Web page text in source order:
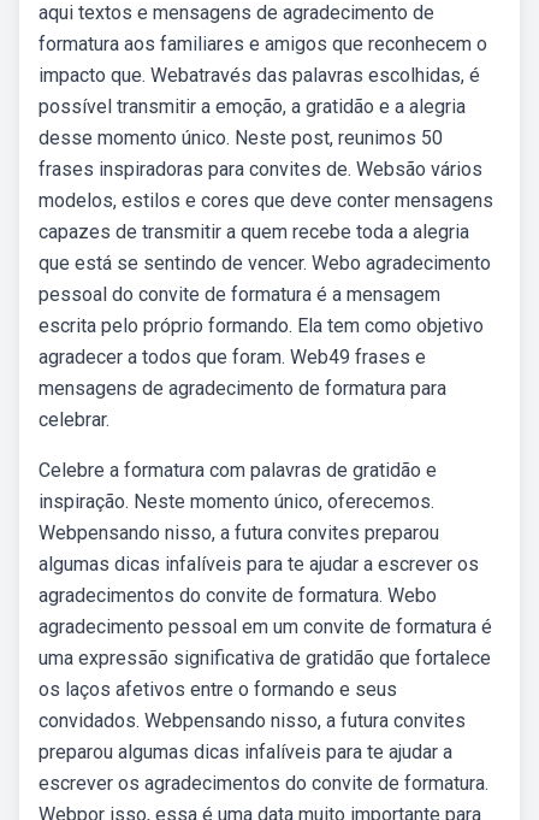
aqui textos e mensagens de agradecimento de
formatura aos familiares e amigos que reconhecem o
impacto que. Webatravés das palavras escolhidas, é
possível transmitir a emoção, a gratidão e a alegria
desse momento único. Neste post, reunimos 50
frases inspiradoras para convites de. Websão vários
modelos, estilos e cores que deve conter mensagens
capazes de transmitir a quem recebe toda a alegria
que está se sentindo de vencer. Webo agradecimento
pessoal do convite de formatura é a mensagem
escrita pelo próprio formando. Ela tem como objetivo
agradecer a todos que foram. Web49 frases e
mensagens de agradecimento de formatura para
celebrar.
Celebre a formatura com palavras de gratidão e
inspiração. Neste momento único, oferecemos.
Webpensando nisso, a futura convites preparou
algumas dicas infalíveis para te ajudar a escrever os
agradecimentos do convite de formatura. Webo
agradecimento pessoal em um convite de formatura é
uma expressão significativa de gratidão que fortalece
os laços afetivos entre o formando e seus
convidados. Webpensando nisso, a futura convites
preparou algumas dicas infalíveis para te ajudar a
escrever os agradecimentos do convite de formatura.
Webpor isso, essa é uma data muito importante para